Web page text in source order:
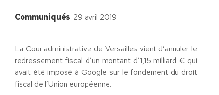
Communiqués 29 avril 2019
La Cour administrative de Versailles vient d’annuler le
redressement fiscal d’un montant d’1,15 milliard € qui
avait été imposé à Google sur le fondement du droit
fiscal de l’Union européenne.